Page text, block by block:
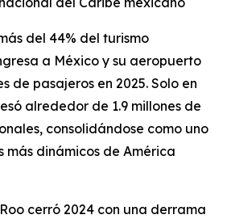
del 44% del turismo
a México y su aeropuerto
de pasajeros en 2025. Solo en
alrededor de 1.9 millones de
consolidándose como uno
más dinámicos de América
cerró 2024 con una derrama